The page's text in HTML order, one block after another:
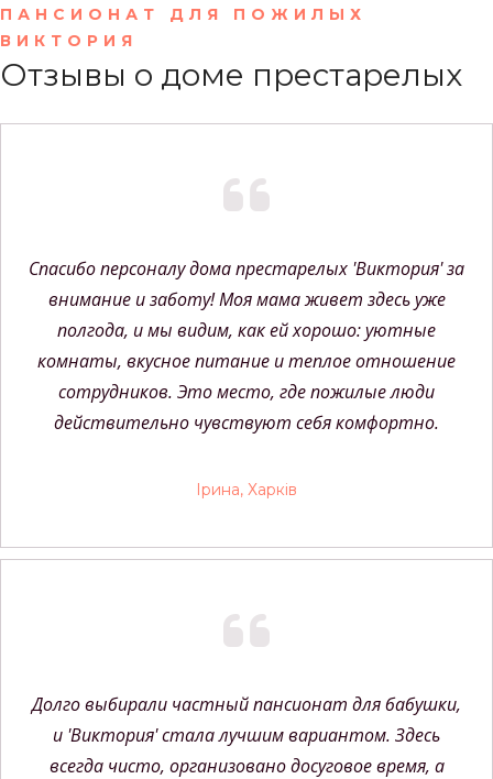
ПАНСИОНАТ ДЛЯ ПОЖИЛЫХ
ВИКТОРИЯ
Отзывы о доме престарелых
Спасибо персоналу дома престарелых 'Виктория' за
внимание и заботу! Моя мама живет здесь уже
полгода, и мы видим, как ей хорошо: уютные
комнаты, вкусное питание и теплое отношение
сотрудников. Это место, где пожилые люди
действительно чувствуют себя комфортно.
Ірина, Харків
Долго выбирали частный пансионат для бабушки,
и 'Виктория' стала лучшим вариантом. Здесь
всегда чисто, организовано досуговое время, а